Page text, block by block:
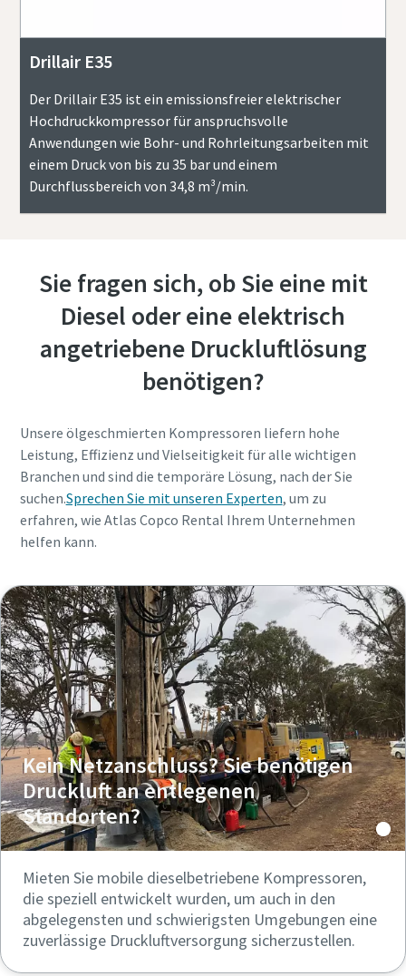
Drillair E35
Der Drillair E35 ist ein emissionsfreier elektrischer
Hochdruckkompressor für anspruchsvolle
Anwendungen wie Bohr- und Rohrleitungsarbeiten mit
einem Druck von bis zu 35 bar und einem
Durchflussbereich von 34,8 m³/min.
Sie fragen sich, ob Sie eine mit
Diesel oder eine elektrisch
angetriebene Druckluftlösung
benötigen?
Unsere ölgeschmierten Kompressoren liefern hohe
Leistung, Effizienz und Vielseitigkeit für alle wichtigen
Branchen und sind die temporäre Lösung, nach der Sie
suchen.Sprechen Sie mit unseren Experten, um zu
erfahren, wie Atlas Copco Rental Ihrem Unternehmen
helfen kann.
Kein Netzanschluss? Sie benötigen
Druckluft an entlegenen
Standorten?
Mieten Sie mobile dieselbetriebene Kompressoren,
die speziell entwickelt wurden, um auch in den
abgelegensten und schwierigsten Umgebungen eine
zuverlässige Druckluftversorgung sicherzustellen.